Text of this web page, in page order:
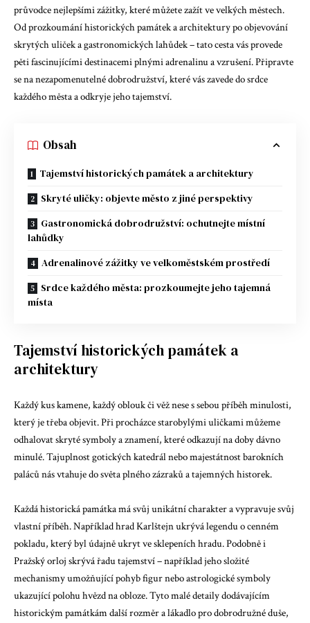
průvodce nejlepšími zážitky, které můžete zažít ve velkých městech.
Od prozkoumání historických památek a architektury po objevování
skrytých uliček a gastronomických lahůdek – tato cesta vás provede
pěti fascinujícími destinacemi plnými adrenalinu a vzrušení. Připravte
se na nezapomenutelné dobrodružství, které vás zavede do srdce
každého města a odkryje jeho tajemství.
Obsah
Tajemství historických památek a architektury
Skryté uličky: objevte město z jiné perspektivy
Gastronomická dobrodružství: ochutnejte místní
lahůdky
Adrenalinové zážitky ve velkoměstském prostředí
Srdce každého města: prozkoumejte jeho tajemná
místa
Tajemství historických památek a
architektury
Každý kus kamene, každý oblouk či věž nese s sebou příběh minulosti,
který je třeba objevit. Při procházce starobylými uličkami můžeme
odhalovat skryté symboly a znamení, které odkazují na doby dávno
minulé. Tajuplnost gotických katedrál nebo majestátnost barokních
paláců nás vtahuje do světa plného zázraků a tajemných historek.
Každá historická památka má svůj unikátní charakter a vypravuje svůj
vlastní příběh. Například hrad Karlštejn ukrývá legendu o cenném
pokladu, který byl údajně ukryt ve sklepeních hradu. Podobně i
Pražský orloj skrývá řadu tajemství – například jeho složité
mechanismy umožňující pohyb figur nebo astrologické symboly
ukazující polohu hvězd na obloze. Tyto malé detaily dodávajícím
historickým památkám další rozměr a lákadlo pro dobrodružné duše,